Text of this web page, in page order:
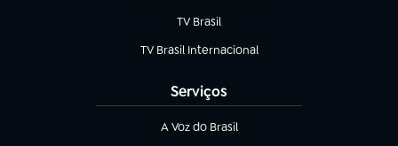
TV Brasil
(abre em nova aba)
TV Brasil Internacional
(abre em nova aba)
Serviços
A Voz do Brasil
(abre em nova aba)